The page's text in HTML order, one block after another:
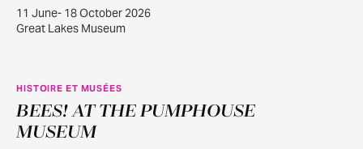
11 June- 18 October 2026
Great Lakes Museum
JUIN
22
HISTOIRE ET MUSÉES
BEES! AT THE PUMPHOUSE
MUSEUM